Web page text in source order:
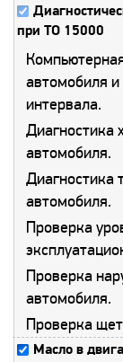
при ТО 15000
автомобиля
интервала.
Диагностика
автомобиля.
Диагностика
автомобиля.
Проверка
Проверка
автомобиля.
Проверка
Масло в